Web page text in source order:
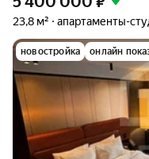
23,8 м² апартаменты-
новостройка онлайн